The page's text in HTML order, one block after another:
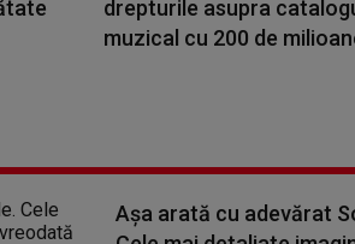
drepturile asupra
muzical cu 200 de
Așa arată cu adevărat